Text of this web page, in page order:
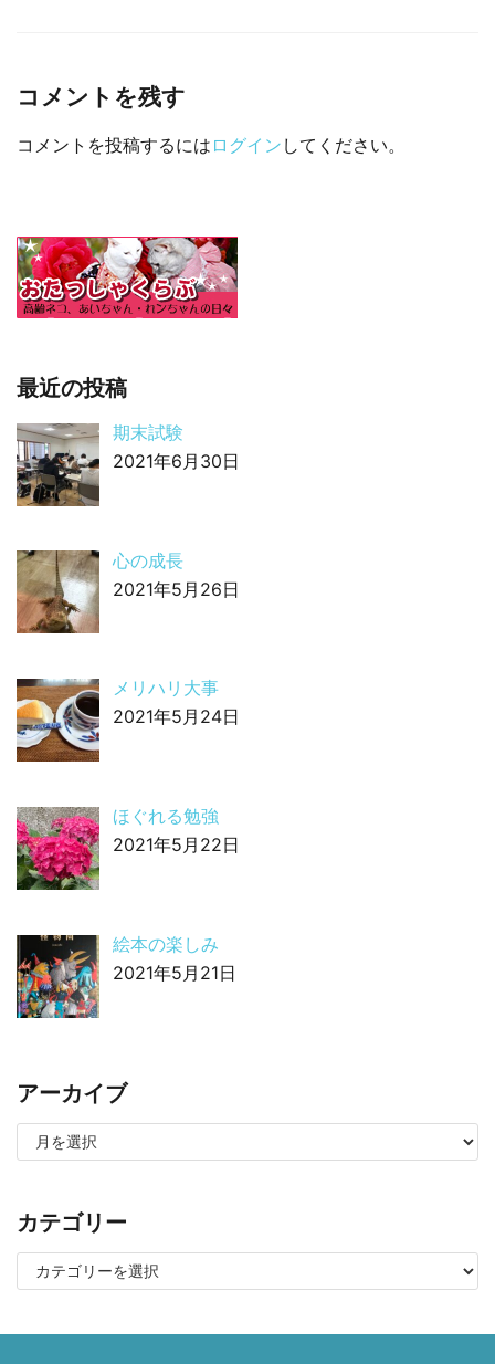
コメントを残す
コメントを投稿するには ログイン してください。
最近の投稿
期末試験
2021年6月30日
心の成長
2021年5月26日
メリハリ大事
2021年5月24日
ほぐれる勉強
2021年5月22日
絵本の楽しみ
2021年5月21日
アーカイブ
カテゴリー